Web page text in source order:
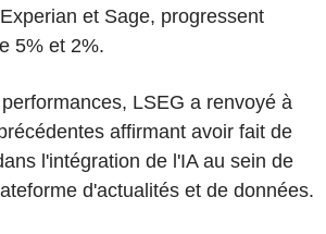
et Sage, progressent
5% et 2%.
LSEG a renvoyé à
affirmant avoir fait de
l'intégration de l'IA au sein de
d'actualités et de données.